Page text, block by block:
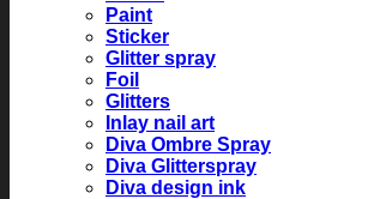
Paint
Sticker
Glitter spray
Foil
Glitters
Inlay nail art
Diva Ombre Spray
Diva Glitterspray
Diva design ink